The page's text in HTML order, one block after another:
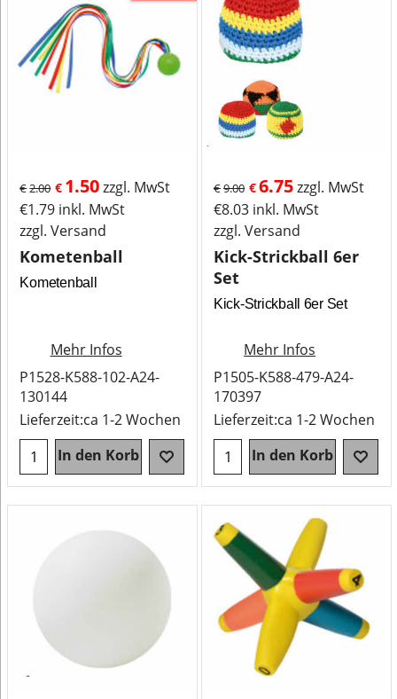
€2.00 € 1.50zzgl. MwSt
€1.79 inkl. MwSt
zzgl. Versand
Kometenball
Kometenball
Mehr Infos
P1528-K588-102-A24-
130144
Lieferzeit:ca 1-2 Wochen
In den Korb
€9.00 €6.75zzgl. MwSt
€8.03 inkl. MwSt
zzgl. Versand
Kick-Strickball 6er
Set
Kick-Strickball 6er Set
Mehr Infos
P1505-K588-479-A24-
170397
Lieferzeit:ca 1-2 Wochen
In den Korb